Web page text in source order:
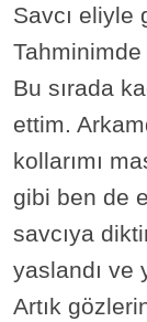
Savcı eliyle
Tahminimde
Bu sırada
ettim.
kollarımı
gibi ben de
savcıya
yaslandı ve
Artık